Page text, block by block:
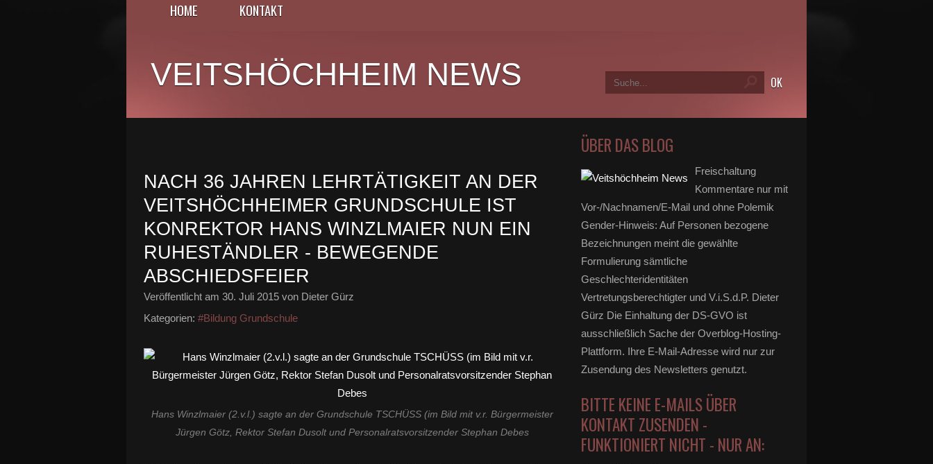
HOME KONTAKT
VEITSHÖCHHEIM NEWS
NACH 36 JAHREN LEHRTÄTIGKEIT AN DER
VEITSHÖCHHEIMER GRUNDSCHULE IST
KONREKTOR HANS WINZLMAIER NUN EIN
RUHESTÄNDLER - BEWEGENDE
ABSCHIEDSFEIER
Veröffentlicht am 30. Juli 2015 von Dieter Gürz
Kategorien: #Bildung Grundschule
Hans Winzlmaier (2.v.l.) sagte an der Grundschule TSCHÜSS (im Bild mit v.r. Bürgermeister
Jürgen Götz, Rektor Stefan Dusolt und Personalratsvorsitzender Stephan Debes
ÜBER DAS BLOG
Freischaltung
Kommentare nur mit
Vor-/Nachnamen/E-Mail und ohne Polemik
Gender-Hinweis: Auf Personen bezogene
Bezeichnungen meint die gewählte
Formulierung sämtliche
Geschlechteridentitäten
Vertretungsberechtigter und V.i.S.d.P. Dieter
Gürz Die Einhaltung der DS-GVO ist
ausschließlich Sache der Overblog-Hosting-
Plattform. Ihre E-Mail-Adresse wird nur zur
Zusendung des Newsletters genutzt.
BITTE KEINE E-MAILS ÜBER
KONTAKT ZUSENDEN -
FUNKTIONIERT NICHT - NUR AN: